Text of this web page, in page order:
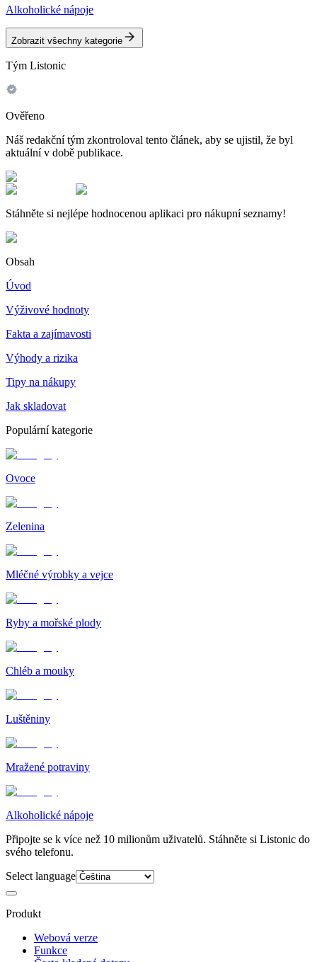
Alkoholické nápoje
Zobrazit všechny kategorie
Tým Listonic
Ověřeno
Náš redakční tým zkontroloval tento článek, aby se ujistil, že byl
aktuální v době publikace.
Stáhněte si nejlépe hodnocenou aplikaci pro nákupní seznamy!
Obsah
Úvod
Výživové hodnoty
Fakta a zajímavosti
Výhody a rizika
Tipy na nákupy
Jak skladovat
Populární kategorie
Ovoce
Zelenina
Mléčné výrobky a vejce
Ryby a mořské plody
Chléb a mouky
Luštěniny
Mražené potraviny
Alkoholické nápoje
Připojte se k více než 10 milionům uživatelů. Stáhněte si Listonic do
svého telefonu.
Select language
Produkt
Webová verze
Funkce